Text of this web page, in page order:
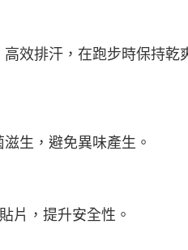
效排汗，在跑步時保持乾
生，避免異味產生。
片，提升安全性。